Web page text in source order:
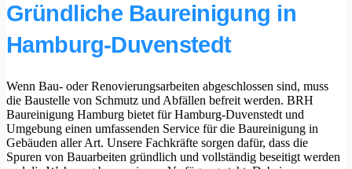
Gründliche Baureinigung in
Hamburg-Duvenstedt
Wenn Bau- oder Renovierungsarbeiten abgeschlossen sind, muss
die Baustelle von Schmutz und Abfällen befreit werden. BRH
Baureinigung Hamburg bietet für Hamburg-Duvenstedt und
Umgebung einen umfassenden Service für die Baureinigung in
Gebäuden aller Art. Unsere Fachkräfte sorgen dafür, dass die
Spuren von Bauarbeiten gründlich und vollständig beseitigt werden